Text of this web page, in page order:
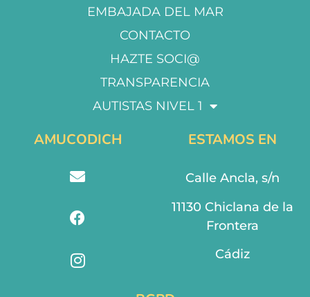
EMBAJADA DEL MAR
CONTACTO
HAZTE SOCI@
TRANSPARENCIA
AUTISTAS NIVEL 1
AMUCODICH ESTAMOS EN
Calle Ancla, s/n
11130 Chiclana de la
Frontera
Cádiz